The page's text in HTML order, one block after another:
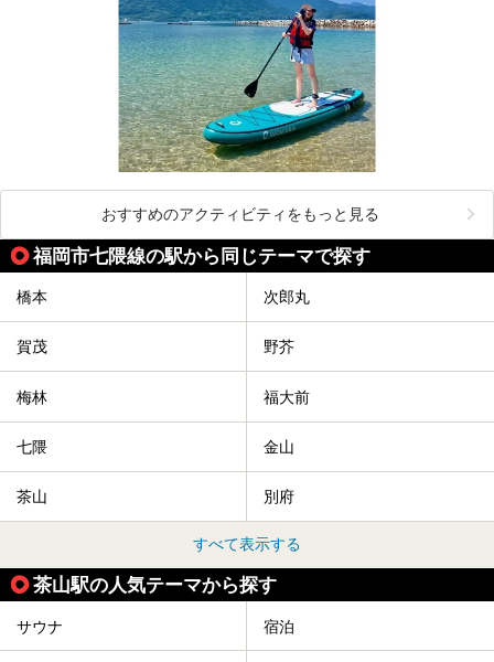
おすすめのアクティビティをもっと見る
福岡市七隈線の駅から同じテーマで探す
橋本 次郎丸
賀茂 野芥
梅林 福大前
七隈 金山
茶山 別府
すべて表示する
茶山駅の人気テーマから探す
サウナ 宿泊